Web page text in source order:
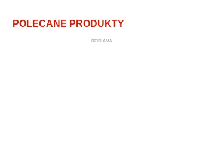
POLECANE PRODUKTY
REKLAMA